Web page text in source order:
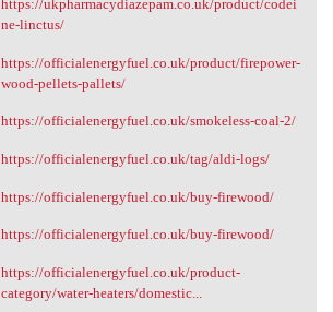
https://ukpharmacydiazepam.co.uk/product/codei
ne-linctus/
https://officialenergyfuel.co.uk/product/firepower-
wood-pellets-pallets/
https://officialenergyfuel.co.uk/smokeless-coal-2/
https://officialenergyfuel.co.uk/tag/aldi-logs/
https://officialenergyfuel.co.uk/buy-firewood/
https://officialenergyfuel.co.uk/buy-firewood/
https://officialenergyfuel.co.uk/product-
category/water-heaters/domestic...